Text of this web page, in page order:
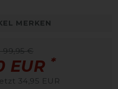
MERKEN
99,95 €
EUR *
34,95 EUR